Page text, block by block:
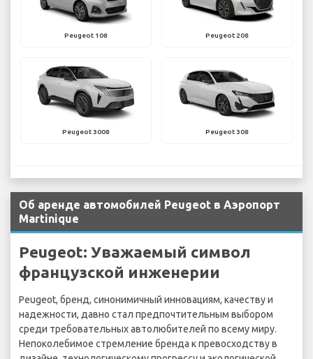
Peugeot 108 Peugeot 208
Peugeot 3008 Peugeot 308
Об аренде автомобилей Peugeot в Аэропорт
Martinique
Peugeot: Уважаемый символ
французской инженерии
Peugeot, бренд, синонимичный инновациям, качеству и
надежности, давно стал предпочтительным выбором
среди требовательных автолюбителей по всему миру.
Непоколебимое стремление бренда к превосходству в